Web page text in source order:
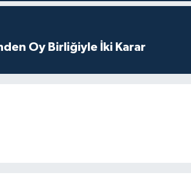
Oy Birliğiyle İki Karar